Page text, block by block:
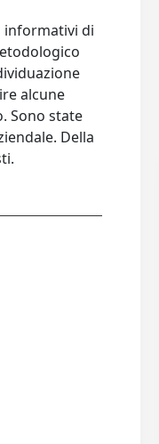
informativi di
alcune
Sono state
Della